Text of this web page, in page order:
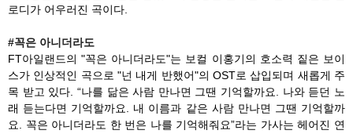
로디가 어우러진 곡이다.
#꼭은 아니더라도
FT아일랜드의 "꼭은 아니더라도"는 보컬 이홍기의 호소력 짙은 보이
스가 인상적인 곡으로 "넌 내게 반했어"의 OST로 삽입되며 새롭게 주
목 받고 있다. “나를 닮은 사람 만나면 그땐 기억할까요. 나와 듣던 노
래 듣는다면 기억할까요. 내 이름과 같은 사람 만나면 그땐 기억할까
요. 꼭은 아니더라도 한 번은 나를 기억해줘요”라는 가사는 헤어진 연